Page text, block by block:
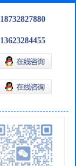
18732827880
13623284455